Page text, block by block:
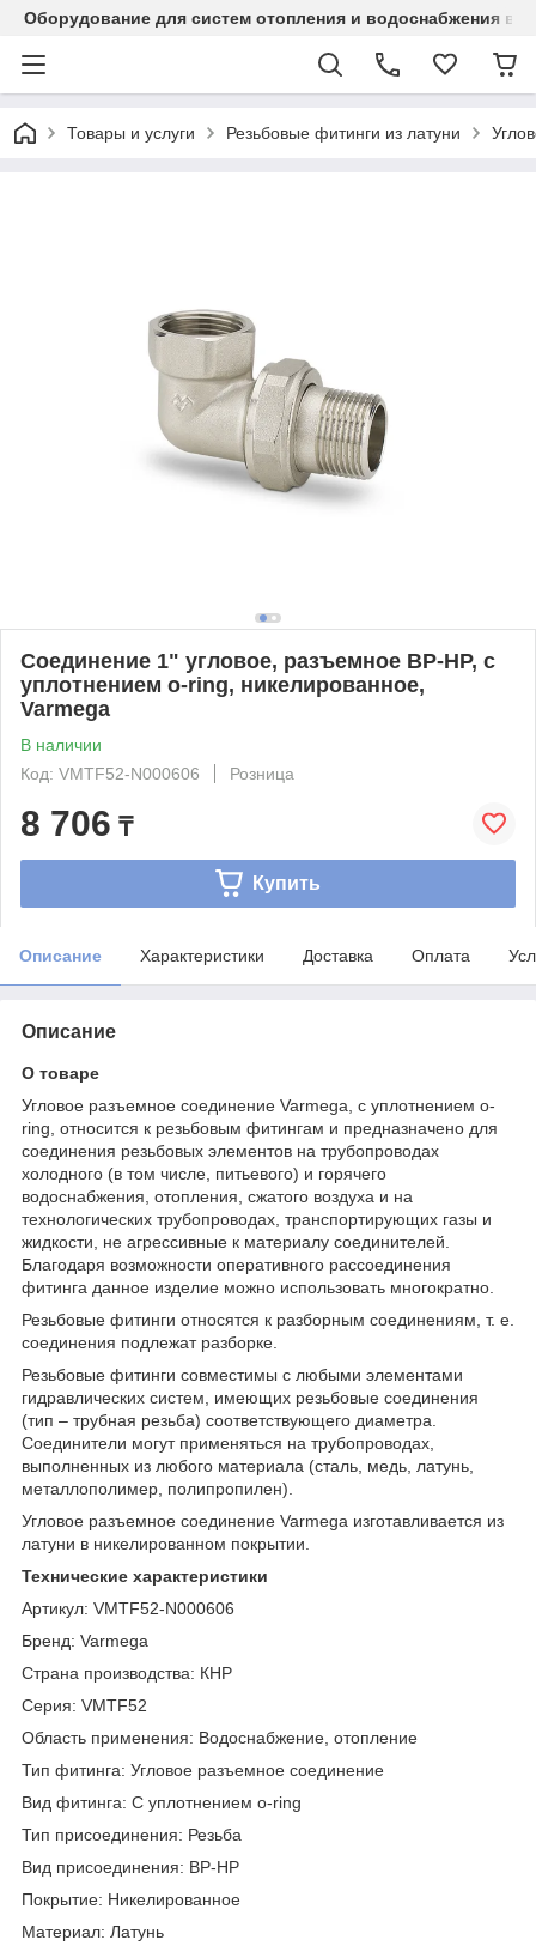
Оборудование для систем отопления и водоснабжения в
Товары и услуги Резьбовые фитинги из латуни
Соединение 1" угловое, разъемное ВР-НР, с
уплотнением o-ring, никелированное,
Varmega
В наличии
Код: VMTF52-N000606
Розница
8 706 ₸
Купить
Описание Характеристики Доставка Оплата
Описание
О товаре
Угловое разъемное соединение Varmega, с уплотнением o-
ring, относится к резьбовым фитингам и предназначено для
соединения резьбовых элементов на трубопроводах
холодного (в том числе, питьевого) и горячего
водоснабжения, отопления, сжатого воздуха и на
технологических трубопроводах, транспортирующих газы и
жидкости, не агрессивные к материалу соединителей.
Благодаря возможности оперативного рассоединения
фитинга данное изделие можно использовать многократно.
Резьбовые фитинги относятся к разборным соединениям, т. е.
соединения подлежат разборке.
Резьбовые фитинги совместимы с любыми элементами
гидравлических систем, имеющих резьбовые соединения
(тип – трубная резьба) соответствующего диаметра.
Соединители могут применяться на трубопроводах,
выполненных из любого материала (сталь, медь, латунь,
металлополимер, полипропилен).
Угловое разъемное соединение Varmega изготавливается из
латуни в никелированном покрытии.
Технические характеристики
Артикул: VMTF52-N000606
Бренд: Varmega
Страна производства: КНР
Серия: VMTF52
Область применения: Водоснабжение, отопление
Тип фитинга: Угловое разъемное соединение
Вид фитинга: С уплотнением o-ring
Тип присоединения: Резьба
Вид присоединения: ВР-НР
Покрытие: Никелированное
Материал: Латунь